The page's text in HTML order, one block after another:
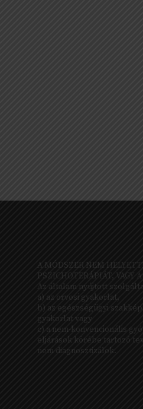
A MÓDSZER NEM
PSZICHOTERÁPIÁT, VAGY
Az általam nyújtott
a) az orvosi gyakorlat,
b) az egészségügyi
gyakorlat vagy
c) a nem-konvencionális
eljárások körébe tartozó
nem diagnosztizálok.